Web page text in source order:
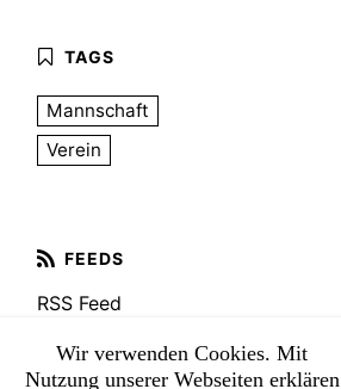
Mannschaft
Verein
RSS Feed
Wir verwenden Cookies. Mit
Nutzung unserer Webseiten erklären